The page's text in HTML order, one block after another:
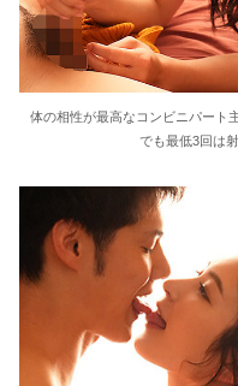
体の相性が最高なコンビニパート
でも最低3回は